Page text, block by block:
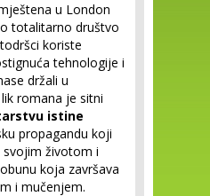
u London
totalitarno društvo
koriste
tehnologije i
držali u
romana je sitni
istine
propagandu koji
životom i
koja završava
i mučenjem.